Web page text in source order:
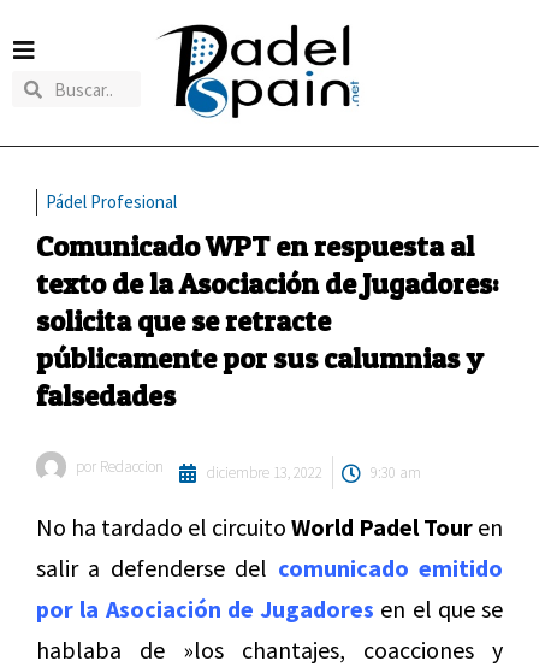
Pádel Profesional
Comunicado WPT en respuesta al
texto de la Asociación de Jugadores:
solicita que se retracte
públicamente por sus calumnias y
falsedades
por Redaccion diciembre 13, 2022 9:30 am
No ha tardado el circuito World Padel Tour en
salir a defenderse del comunicado emitido
por la Asociación de Jugadores en el que se
hablaba de »los chantajes, coacciones y